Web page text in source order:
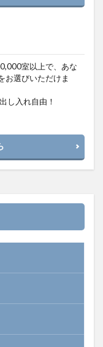
室以上で、あな
お選びいただけま
し入れ自由！